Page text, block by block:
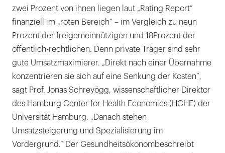
zwei Prozent von ihnen liegen laut „Rating Report“
finanziell im „roten Bereich“ – im Vergleich zu neun
Prozent der freigemeinnützigen und 18Prozent der
öffentlich-rechtlichen. Denn private Träger sind sehr
gute Umsatzmaximierer. „Direkt nach einer Übernahme
konzentrieren sie sich auf eine Senkung der Kosten“,
sagt Prof. Jonas Schreyögg, wissenschaftlicher Direktor
des Hamburg Center for Health Economics (HCHE) der
Universität Hamburg. „Danach stehen
Umsatzsteigerung und Spezialisierung im
Vordergrund.“ Der Gesundheitsökonombeschreibt